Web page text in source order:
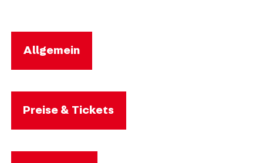
Allgemein
Preise & Tickets